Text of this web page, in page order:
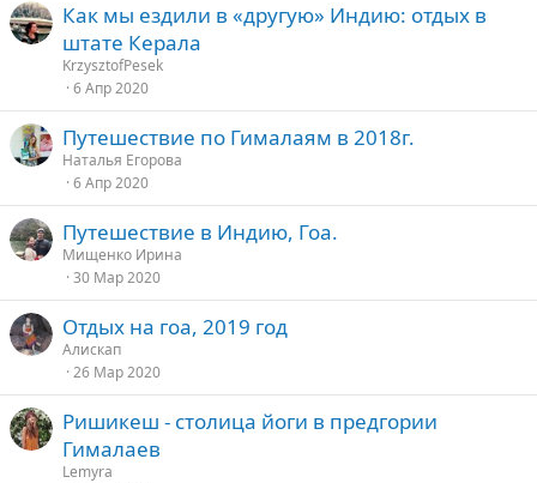
Как мы ездили в «другую» Индию: отдых в
штате Керала
KrzysztofPesek
6 Апр 2020
Путешествие по Гималаям в 2018г.
Наталья Егорова
6 Апр 2020
Путешествие в Индию, Гоа.
Мищенко Ирина
30 Мар 2020
Отдых на гоа, 2019 год
Алискап
26 Мар 2020
Ришикеш - столица йоги в предгории
Гималаев
Lemyra